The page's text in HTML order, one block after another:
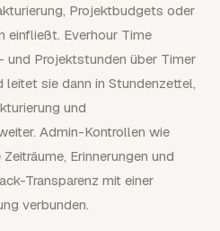
Projektbudgets oder
einfließt. Everhour Time
und Projektstunden über Timer
leitet sie dann in Stundenzettel,
und
Admin-Kontrollen wie
Erinnerungen und
Transparenz mit einer
verbunden.